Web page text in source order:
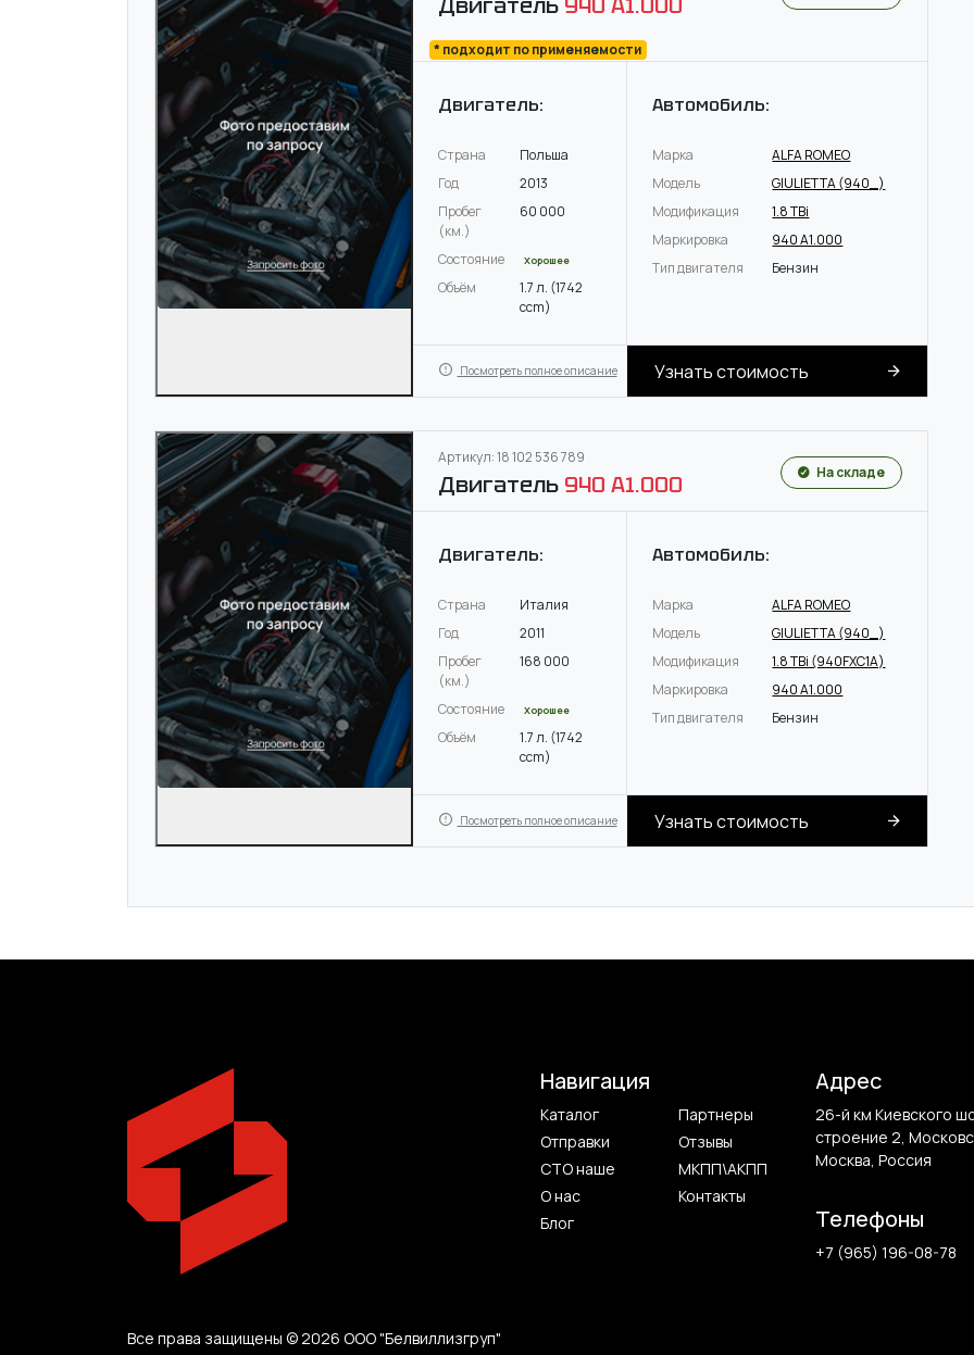
* подходит по применяемости
Двигатель:
Страна
Польша
Год
2013
Пробег
(км.)
60 000
Состояние Хорошее
Объём
1.7 л. (1742
ccm)
Автомобиль:
Марка
ALFA ROMEO
Модель
GIULIETTA (940_)
Модификация
1.8 TBi
Маркировка
940 A1.000
Тип двигателя
Бензин
Посмотреть полное описание Узнать стоимость
Артикул: 18 102 536 789
Двигатель 940 A1.000 На складе
Двигатель:
Страна
Италия
Год
2011
Пробег
(км.)
168 000
Состояние Хорошее
Объём
1.7 л. (1742
ccm)
Автомобиль:
Марка
ALFA ROMEO
Модель
GIULIETTA (940_)
Модификация
1.8 TBi (940FXC1A)
Маркировка
940 A1.000
Тип двигателя
Бензин
Посмотреть полное описание Узнать стоимость
Все права защищены © 2026 ООО "Белвиллизгруп"
Навигация
Каталог
Партнеры
Отправки
Отзывы
СТО наше
МКПП\АКПП
О нас
Контакты
Блог
Адрес
26-й км Киевского
строение 2,
Москва, Россия
Телефоны
+7 (965) 196-08-78